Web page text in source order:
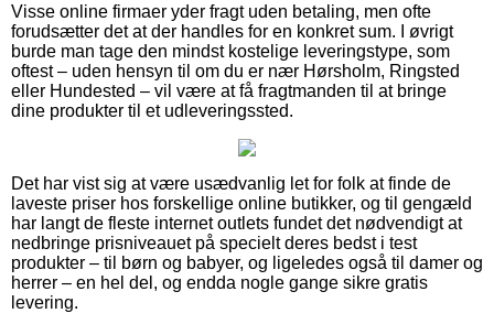
Visse online firmaer yder fragt uden betaling, men ofte
forudsætter det at der handles for en konkret sum. I øvrigt
burde man tage den mindst kostelige leveringstype, som
oftest – uden hensyn til om du er nær Hørsholm, Ringsted
eller Hundested – vil være at få fragtmanden til at bringe
dine produkter til et udleveringssted.
Det har vist sig at være usædvanlig let for folk at finde de
laveste priser hos forskellige online butikker, og til gengæld
har langt de fleste internet outlets fundet det nødvendigt at
nedbringe prisniveauet på specielt deres bedst i test
produkter – til børn og babyer, og ligeledes også til damer og
herrer – en hel del, og endda nogle gange sikre gratis
levering.